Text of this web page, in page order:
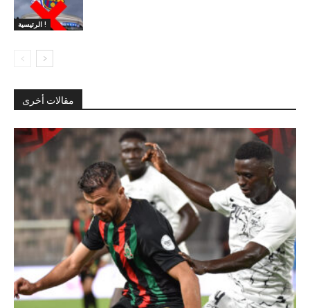
الرئيسية !
مقالات أخرى